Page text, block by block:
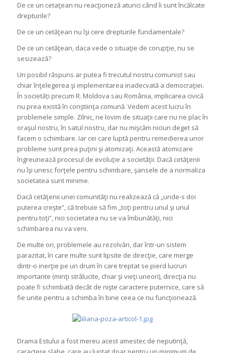
De ce un cetaţean nu reacţioneză atunci când îi sunt încălcate
drepturile?
De ce un cetăţean nu îşi cere drepturile fundamentale?
De ce un cetăţean, daca vede o situaţie de corupţie, nu se
sesizează?
Un posibil răspuns ar putea fi trecutul nostru comunist sau
chiar înţelegerea şi implementarea inadecvată a democraţiei.
În societăți precum R. Moldova sau România, implicarea civică
nu prea există în conştiinţa comună. Vedem acest lucru în
problemele simple. Zilnic, ne lovim de situaţii care nu ne plac în
oraşul nostru, în satul nostru, dar nu mişcăm niciun deget să
facem o schimbare. Iar cei care luptă pentru remedierea unor
probleme sunt prea puţini şi atomizaţi. Această atomizare
îngreunează procesul de evoluţie a societăţii. Dacă cetăţenii
nu îşi unesc forţele pentru schimbare, şansele de a normaliza
societatea sunt minime.
Dacă cetăţenii unei comunităţi nu realizează că „unde-s doi
puterea creşte”, că trebuie să fim „toţi pentru unul şi unul
pentru toţi”, nici societatea nu se va îmbunătăţi, nici
schimbarea nu va veni.
De multe ori, problemele au rezolvări, dar într-un sistem
parazitat, în care multe sunt lipsite de direcţie, care merge
dintr-o inerţie pe un drum în care treptat se pierd lucruri
importante (minţi strălucite, chiar şi vieţi uneori), direcţia nu
poate fi schimbată decât de nişte caractere puternice, care să
fie unite pentru a schimba în bine ceea ce nu funcţionează.
Drama Estului a fost mereu acest amestec de neputinţă,